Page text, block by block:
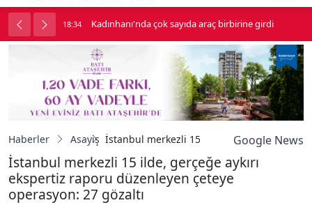
soygun 18:34 Kadınhanı'nda çok sayıda araç birbirine girdi
Haberler Asayiş İstanbul merkezli 15 ilde, gerçeğe aykırı
Google News
İstanbul merkezli 15 ilde, gerçeğe aykırı
ekspertiz raporu düzenleyen çeteye
operasyon: 27 gözaltı